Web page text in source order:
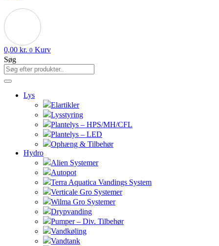
0,00 kr. 0 Kurv
Søg
Lys
Elartikler
Lysstyring
Plantelys – HPS/MH/CFL
Plantelys – LED
Ophæng & Tilbehør
Hydro
Alien Systemer
Autopot
Terra Aquatica Vandings System
Verticale Gro Systemer
Wilma Gro Systemer
Drypvanding
Pumper – Div. Tilbehør
Vandkøling
Vandtank